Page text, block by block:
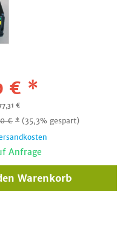
€ *
€
€ * (35,3% gespart)
Anfrage
Warenkorb